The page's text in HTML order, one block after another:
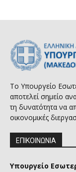
Το Υπουργείο
αποτελεί σημείο
τη δυνατότητα να
οικονομικές
ΕΠΙΚΟΙΝΩΝΙΑ
Υπουργείο